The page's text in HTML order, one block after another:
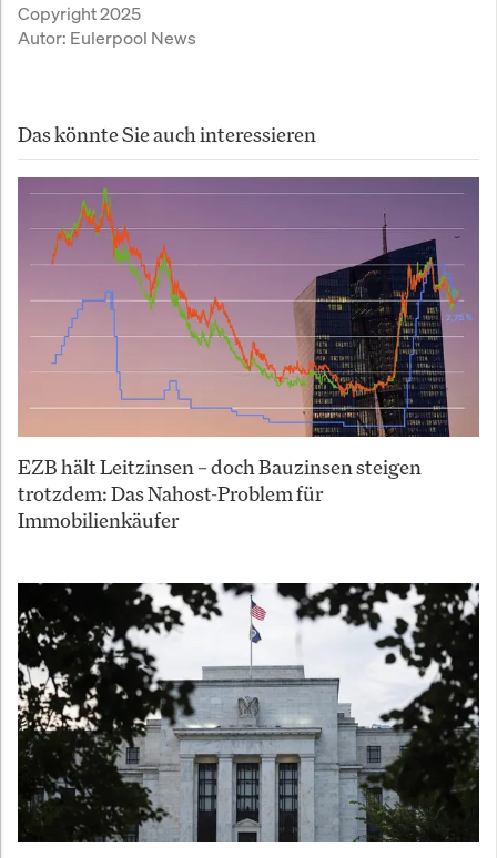
Copyright 2025
Autor: Eulerpool News
Das könnte Sie auch interessieren
EZB hält Leitzinsen – doch Bauzinsen steigen
trotzdem: Das Nahost-Problem für
Immobilienkäufer